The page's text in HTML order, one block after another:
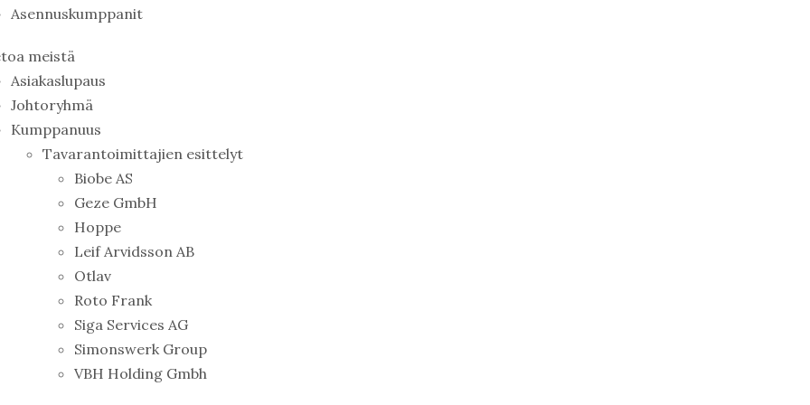
Asennuskumppanit
meistä
Asiakaslupaus
Johtoryhmä
Kumppanuus
Tavarantoimittajien esittelyt
Biobe AS
Geze GmbH
Hoppe
Leif Arvidsson AB
Otlav
Roto Frank
Siga Services AG
Simonswerk Group
VBH Holding Gmbh